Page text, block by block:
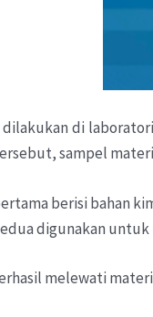
di
sampel
berisi bahan
digunakan
melewati